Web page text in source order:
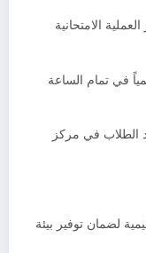
الامتحانية
في تمام الساعة
الطلاب في مركز
لضمان توفير بيئة